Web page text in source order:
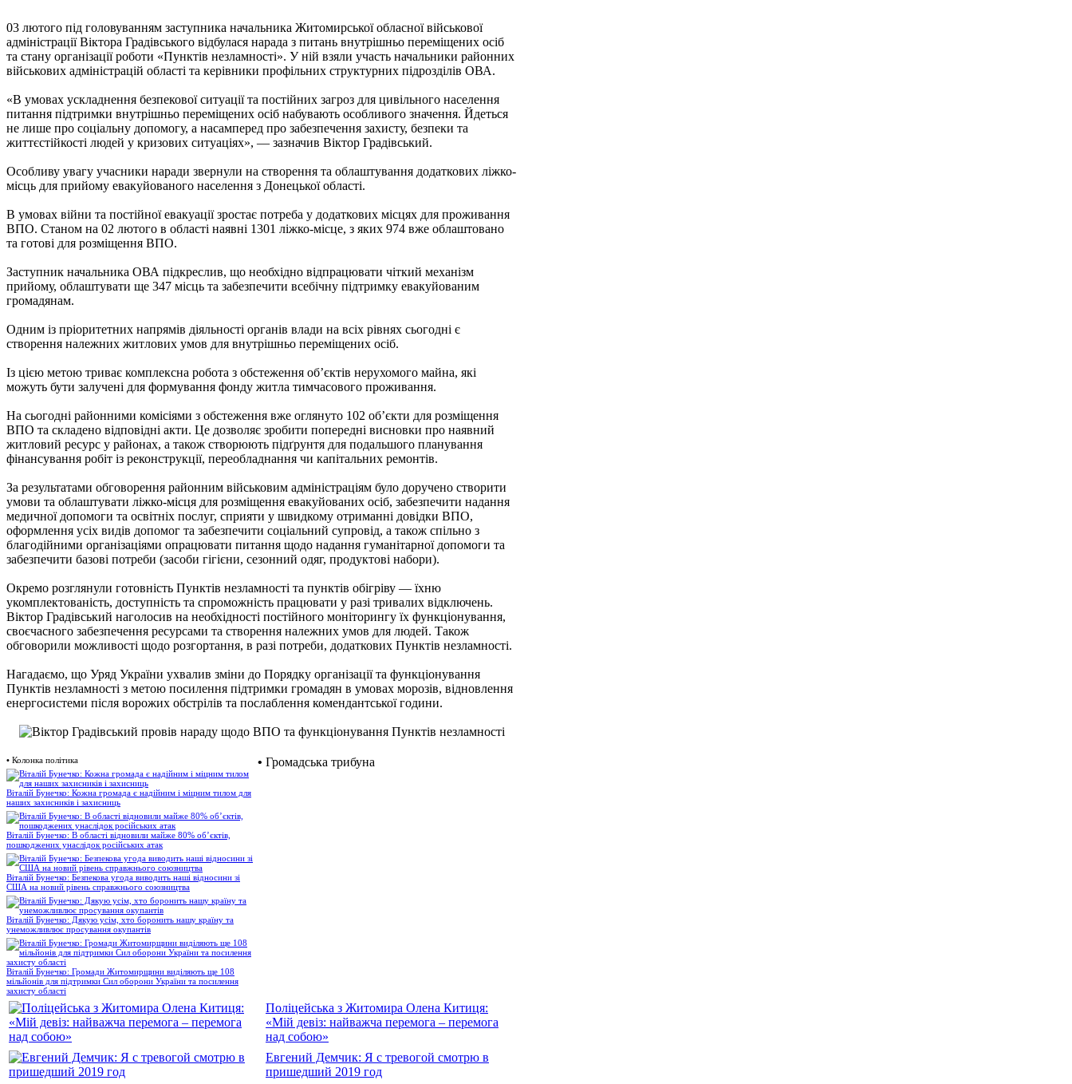
03 лютого під головуванням заступника начальника Житомирської обласної військової
адміністрації Віктора Градівського відбулася нарада з питань внутрішньо переміщених осіб
та стану організації роботи «Пунктів незламності». У ній взяли участь начальники районних
військових адміністрацій області та керівники профільних структурних підрозділів ОВА.
«В умовах ускладнення безпекової ситуації та постійних загроз для цивільного населення
питання підтримки внутрішньо переміщених осіб набувають особливого значення. Йдеться
не лише про соціальну допомогу, а насамперед про забезпечення захисту, безпеки та
життєстійкості людей у кризових ситуаціях», — зазначив Віктор Градівський.
Особливу увагу учасники наради звернули на створення та облаштування додаткових ліжко-
місць для прийому евакуйованого населення з Донецької області.
В умовах війни та постійної евакуації зростає потреба у додаткових місцях для проживання
ВПО. Станом на 02 лютого в області наявні 1301 ліжко-місце, з яких 974 вже облаштовано
та готові для розміщення ВПО.
Заступник начальника ОВА підкреслив, що необхідно відпрацювати чіткий механізм
прийому, облаштувати ще 347 місць та забезпечити всебічну підтримку евакуйованим
громадянам.
Одним із пріоритетних напрямів діяльності органів влади на всіх рівнях сьогодні є
створення належних житлових умов для внутрішньо переміщених осіб.
Із цією метою триває комплексна робота з обстеження об’єктів нерухомого майна, які
можуть бути залучені для формування фонду житла тимчасового проживання.
На сьогодні районними комісіями з обстеження вже оглянуто 102 об’єкти для розміщення
ВПО та складено відповідні акти. Це дозволяє зробити попередні висновки про наявний
житловий ресурс у районах, а також створюють підґрунтя для подальшого планування
фінансування робіт із реконструкції, переобладнання чи капітальних ремонтів.
За результатами обговорення районним військовим адміністраціям було доручено створити
умови та облаштувати ліжко-місця для розміщення евакуйованих осіб, забезпечити надання
медичної допомоги та освітніх послуг, сприяти у швидкому отриманні довідки ВПО,
оформлення усіх видів допомог та забезпечити соціальний супровід, а також спільно з
благодійними організаціями опрацювати питання щодо надання гуманітарної допомоги та
забезпечити базові потреби (засоби гігієни, сезонний одяг, продуктові набори).
Окремо розглянули готовність Пунктів незламності та пунктів обігріву — їхню
укомплектованість, доступність та спроможність працювати у разі тривалих відключень.
Віктор Градівський наголосив на необхідності постійного моніторингу їх функціонування,
своєчасного забезпечення ресурсами та створення належних умов для людей. Також
обговорили можливості щодо розгортання, в разі потреби, додаткових Пунктів незламності.
Нагадаємо, що Уряд України ухвалив зміни до Порядку організації та функціонування
Пунктів незламності з метою посилення підтримки громадян в умовах морозів, відновлення
енергосистеми після ворожих обстрілів та послаблення комендантської години.
• Колонка політика
Віталій Бунечко: Кожна громада є надійним і міцним тилом для
наших захисників і захисниць
Віталій Бунечко: В області відновили майже 80% об’єктів,
пошкоджених унаслідок російських атак
Віталій Бунечко: Безпекова угода виводить наші відносини зі
США на новий рівень справжнього союзництва
Віталій Бунечко: Дякую усім, хто боронить нашу країну та
унеможливлює просування окупантів
Віталій Бунечко: Громади Житомирщини виділяють ще 108
мільйонів для підтримки Сил оборони України та посилення
захисту області
• Громадська трибуна
Поліцейська з Житомира Олена Китиця:
«Мій девіз: найважча перемога – перемога
над собою»
Евгений Демчик: Я с тревогой смотрю в
пришедший 2019 год